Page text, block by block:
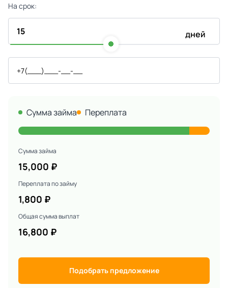
На срок:
дней
Сумма займа Переплата
Сумма займа
15,000 ₽
Переплата по займу
1,800 ₽
Общая сумма выплат
16,800 ₽
Подобрать предложение